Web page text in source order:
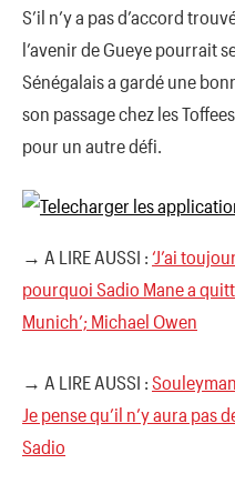
S’il n’y a pas d’accord
l’avenir de Gueye pourrait
Sénégalais a gardé une
son passage chez les
pour un autre défi.
→ A LIRE AUSSI : ‘J’ai
pourquoi Sadio Mane a
Munich’; Michael Owen
→ A LIRE AUSSI :
Je pense qu’il n’y aura
Sadio